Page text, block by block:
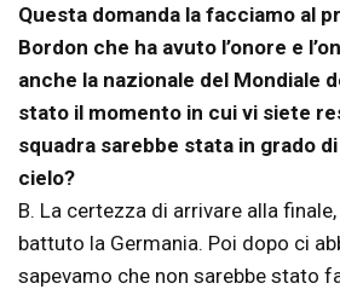
Questa domanda la facciamo al
Bordon che ha avuto l’onore e
anche la nazionale del Mondiale
stato il momento in cui vi siete
squadra sarebbe stata in grado
cielo?
B. La certezza di arrivare alla
battuto la Germania. Poi dopo ci
sapevamo che non sarebbe stato